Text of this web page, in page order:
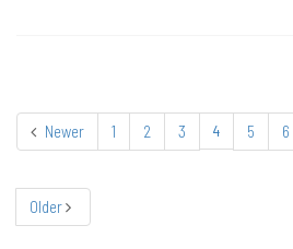
Newer 1 2 3 4 5 6
Older